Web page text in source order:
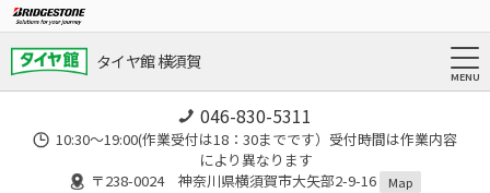
タイヤ館 横須賀
046-830-5311
10:30～19:00(作業受付は18：30までです）受付時間は作業内容
により異なります
〒238-0024 神奈川県横須賀市大矢部2-9-16
Map